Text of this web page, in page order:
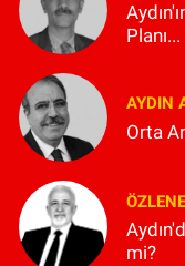
Planı...
AYDIN
Orta
mi?